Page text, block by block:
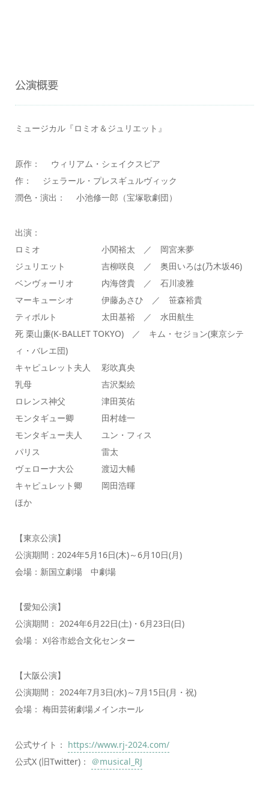
公演概要
ミュージカル『ロミオ＆ジュリエット』
原作： ウィリアム・シェイクスピア
作： ジェラール・プレスギュルヴィック
潤色・演出： 小池修一郎（宝塚歌劇団）
出演：
ロミオ 小関裕太 ／ 岡宮来夢
ジュリエット 吉柳咲良 ／ 奥田いろは(乃木坂46)
ベンヴォーリオ 内海啓貴 ／ 石川凌雅
マーキューシオ 伊藤あさひ ／ 笹森裕貴
ティボルト 太田基裕 ／ 水田航生
死 栗山廉(K-BALLET TOKYO) ／ キム・セジョン(東京シテ
ィ・バレエ団)
キャピュレット夫人 彩吹真央
乳母 吉沢梨絵
ロレンス神父 津田英佑
モンタギュー卿 田村雄一
モンタギュー夫人 ユン・フィス
パリス 雷太
ヴェローナ大公 渡辺大輔
キャピュレット卿 岡田浩暉
ほか
【東京公演】
公演期間：2024年5月16日(木)～6月10日(月)
会場：新国立劇場 中劇場
【愛知公演】
公演期間： 2024年6月22日(土)・6月23日(日)
会場： 刈谷市総合文化センター
【大阪公演】
公演期間： 2024年7月3日(水)～7月15日(月・祝)
会場： 梅田芸術劇場メインホール
公式サイト： https://www.rj-2024.com/
公式X (旧Twitter)：
＠musical_RJ